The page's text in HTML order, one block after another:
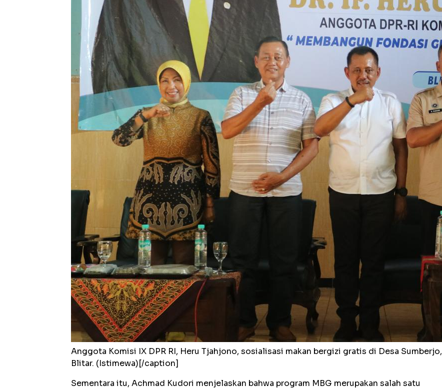
Anggota Komisi IX DPR RI, Heru Tjahjono, sosialisasi makan bergizi gratis di Desa Sumberjo,
Blitar. (Istimewa)[/caption]
Sementara itu, Achmad Kudori menjelaskan bahwa program MBG merupakan salah satu